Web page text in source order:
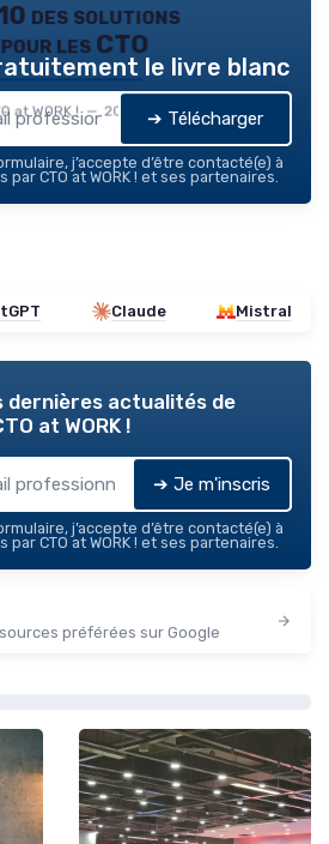
des solutions
pour les CTO
at WORK ! — 2026
le livre blanc
➔ Télécharger
j’accepte d’être contacté(e) à
CTO at WORK ! et ses partenaires.
Claude Mistral
dernières actualités de
at WORK !
➔ Je m'inscris
j’accepte d’être contacté(e) à
CTO at WORK ! et ses partenaires.
préférées sur Google